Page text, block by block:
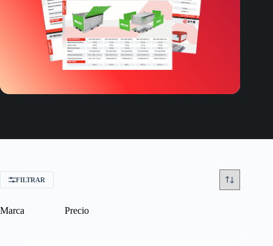
FILTRAR
Marca Precio